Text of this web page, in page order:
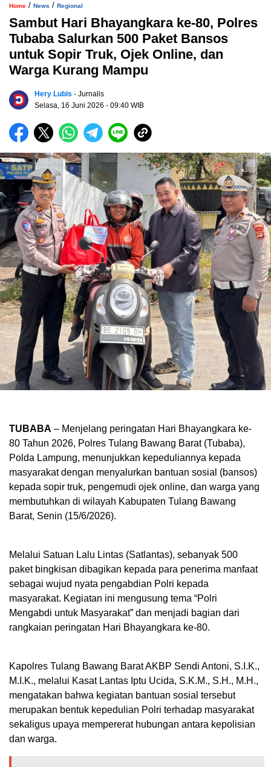
Home / News / Regional
Sambut Hari Bhayangkara ke-80, Polres
Tubaba Salurkan 500 Paket Bansos
untuk Sopir Truk, Ojek Online, dan
Warga Kurang Mampu
Hery Lubis - Jurnalis
Selasa, 16 Juni 2026 - 09:40 WIB
TUBABA – Menjelang peringatan Hari Bhayangkara ke-
80 Tahun 2026, Polres Tulang Bawang Barat (Tubaba),
Polda Lampung, menunjukkan kepeduliannya kepada
masyarakat dengan menyalurkan bantuan sosial (bansos)
kepada sopir truk, pengemudi ojek online, dan warga yang
membutuhkan di wilayah Kabupaten Tulang Bawang
Barat, Senin (15/6/2026).
Melalui Satuan Lalu Lintas (Satlantas), sebanyak 500
paket bingkisan dibagikan kepada para penerima manfaat
sebagai wujud nyata pengabdian Polri kepada
masyarakat. Kegiatan ini mengusung tema “Polri
Mengabdi untuk Masyarakat” dan menjadi bagian dari
rangkaian peringatan Hari Bhayangkara ke-80.
Kapolres Tulang Bawang Barat AKBP Sendi Antoni, S.I.K.,
M.I.K., melalui Kasat Lantas Iptu Ucida, S.K.M., S.H., M.H.,
mengatakan bahwa kegiatan bantuan sosial tersebut
merupakan bentuk kepedulian Polri terhadap masyarakat
sekaligus upaya mempererat hubungan antara kepolisian
dan warga.